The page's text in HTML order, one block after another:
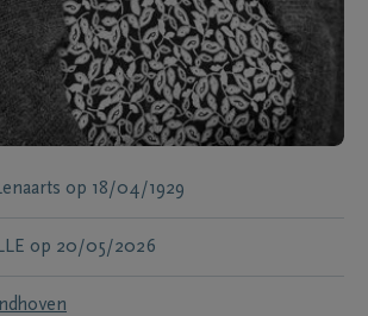
op 18/04/1929
op 20/05/2026